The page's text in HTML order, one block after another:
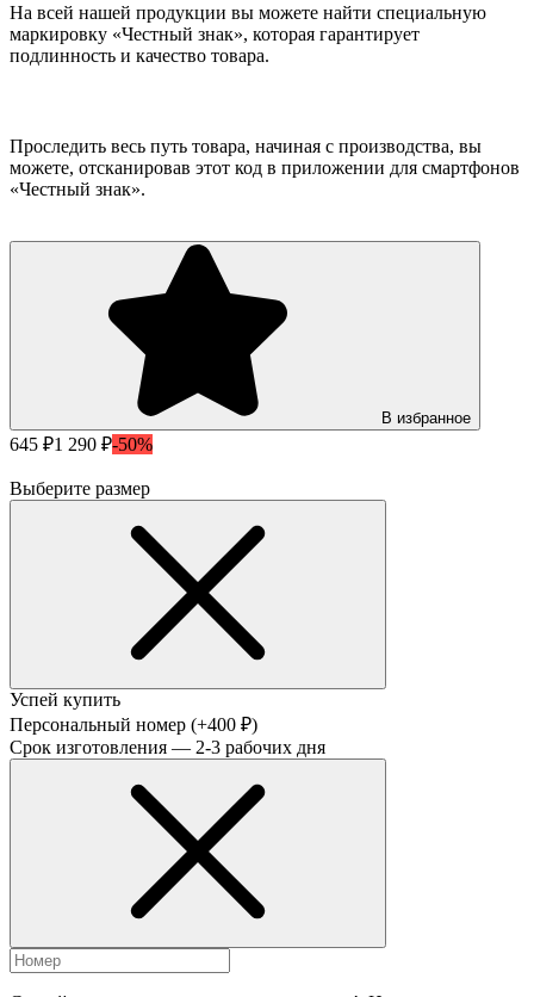
На всей нашей продукции вы можете найти специальную
маркировку «Честный знак», которая гарантирует
подлинность и качество товара.
Проследить весь путь товара, начиная с производства, вы
можете, отсканировав этот код в приложении для смартфонов
«Честный знак».
В избранное
645 ₽1 290 ₽-50%
Выберите размер
Успей купить
Персональный номер (+400 ₽)
Срок изготовления — 2-3 рабочих дня